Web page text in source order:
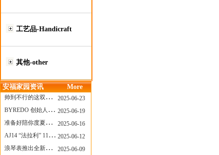
工艺品-Handicraft
其他-other
安福家园资讯 More
帅到不行的这双跑鞋，其实藏着Nike第一位签约跑者的故事
2025-06-23
BYREDO 创始人离任，也带走了那份灵魂感
2025-06-19
准备好陪你度夏，nanamica x Suicoke 新联名来了
2025-06-16
AJ14 “法拉利” 11年后回归，红色超跑气场全开
2025-06-12
浪琴表推出全新先行者系列祖鲁时间1925腕表
2025-06-09